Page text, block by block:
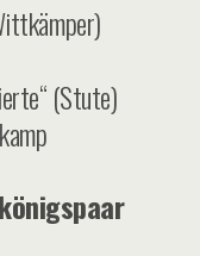
(Stute)